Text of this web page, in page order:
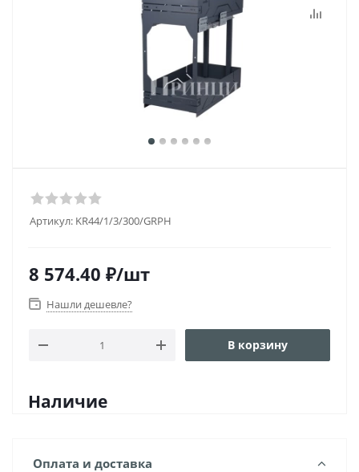
Артикул: KR44/1/3/300/GRPH
8 574.40 ₽/шт
Нашли дешевле?
В корзину
Наличие
Оплата и доставка